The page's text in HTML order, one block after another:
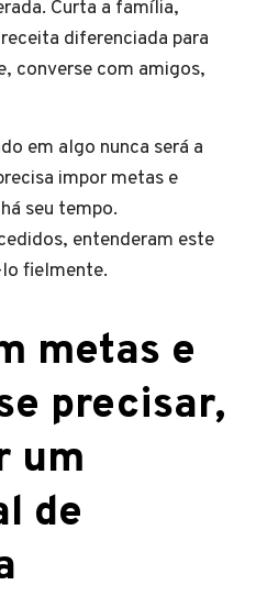
Curta a família,
diferenciada para
converse com amigos,
em algo nunca será a
impor metas e
seu tempo.
entenderam este
fielmente.
metas e
precisar,
um
de